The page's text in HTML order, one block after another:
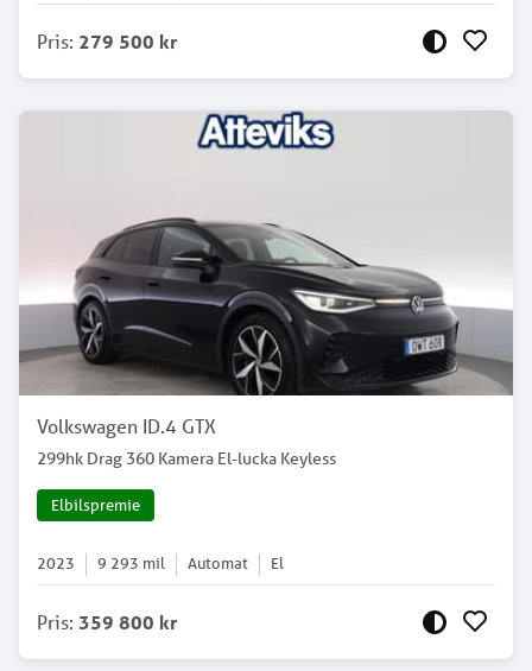
Pris: 279 500 kr
Volkswagen ID.4 GTX
299hk Drag 360 Kamera El-lucka Keyless
Elbilspremie
2023 9 293 mil Automat El
Pris: 359 800 kr